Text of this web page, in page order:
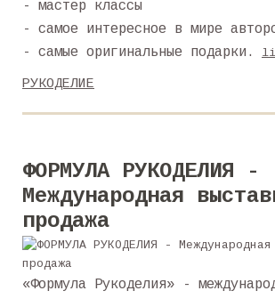
- мастер классы
- самое интересное в мире
- самые оригинальные подарки.
РУКОДЕЛИЕ
ФОРМУЛА РУКОДЕЛИЯ -
Международная
продажа
«Формула Рукоделия» -